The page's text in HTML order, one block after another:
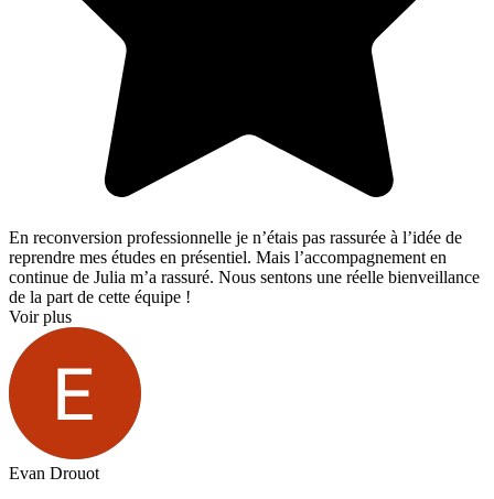
En reconversion professionnelle je n’étais pas rassurée à l’idée de
reprendre mes études en présentiel. Mais l’accompagnement en
continue de Julia m’a rassuré. Nous sentons une réelle bienveillance
de la part de cette équipe !
Voir plus
Evan Drouot